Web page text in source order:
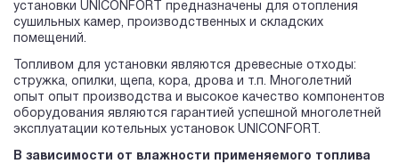
установки UNICONFORT предназначены для отопления
сушильных камер, производственных и складских
помещений.
Топливом для установки являются древесные отходы:
стружка, опилки, щепа, кора, дрова и т.п. Многолетний
опыт опыт производства и высокое качество компонентов
оборудования являются гарантией успешной многолетней
эксплуатации котельных установок UNICONFORT.
В зависимости от влажности применяемого топлива